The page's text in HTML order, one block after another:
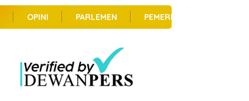
OPINI PARLEMEN PEMERINTAHAN